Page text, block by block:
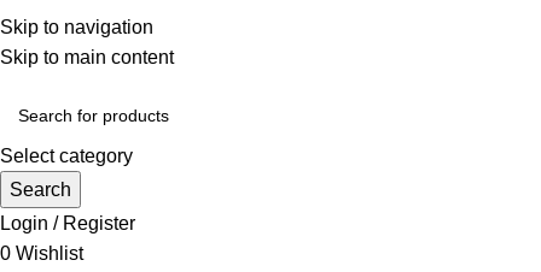
Skip to navigation
Skip to main content
Một uy tín - triệu niềm tin
Hotline : 0346394639 - 0973332499
Select category
Search
Login / Register
0 Wishlist